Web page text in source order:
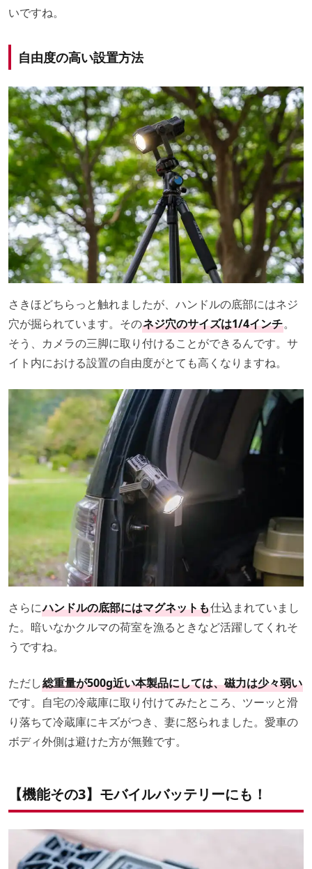
いですね。
自由度の高い設置方法
さきほどちらっと触れましたが、ハンドルの底部にはネジ
穴が掘られています。そのネジ穴のサイズは1/4インチ。
そう、カメラの三脚に取り付けることができるんです。サ
イト内における設置の自由度がとても高くなりますね。
さらにハンドルの底部にはマグネットも仕込まれていまし
た。暗いなかクルマの荷室を漁るときなど活躍してくれそ
うですね。
ただし総重量が500g近い本製品にしては、磁力は少々弱い
です。自宅の冷蔵庫に取り付けてみたところ、ツーッと滑
り落ちて冷蔵庫にキズがつき、妻に怒られました。愛車の
ボディ外側は避けた方が無難です。
【機能その3】モバイルバッテリーにも！